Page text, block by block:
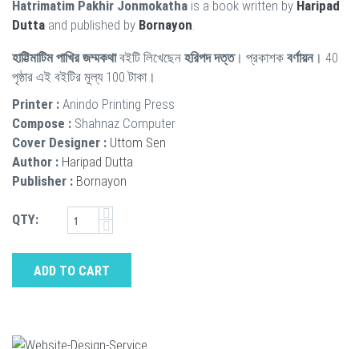
Hatrimatim Pakhir Jonmokatha is a book written by Haripad
Dutta and published by Bornayon
হাট্টিমাটিম পাখির জম্মকথাবইটি লিখেছেন হরিপদ দত্ত। প্রকাশক বর্ণায়ন। 40
পৃষ্ঠার এই বইটির মূল্য 100 টাকা।
Printer : Anindo Printing Press
Compose : Shahnaz Computer
Cover Designer : Uttom Sen
Author : Haripad Dutta
Publisher : Bornayon
QTY:
ADD TO CART